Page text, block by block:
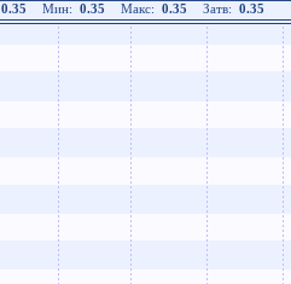
0.35 Мин: 0.35 Макс: 0.35 Затв: 0.35